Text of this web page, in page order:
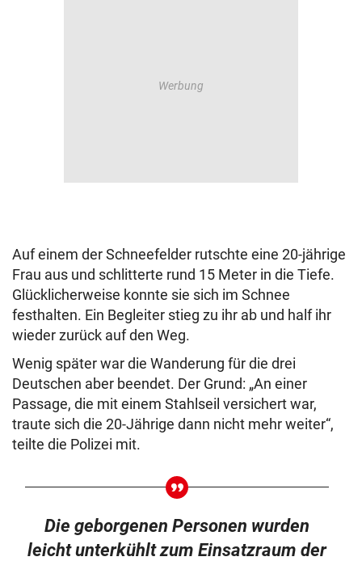
Auf einem der Schneefelder rutschte eine 20-jährige
Frau aus und schlitterte rund 15 Meter in die Tiefe.
Glücklicherweise konnte sie sich im Schnee
festhalten. Ein Begleiter stieg zu ihr ab und half ihr
wieder zurück auf den Weg.
Wenig später war die Wanderung für die drei
Deutschen aber beendet. Der Grund: „An einer
Passage, die mit einem Stahlseil versichert war,
traute sich die 20-Jährige dann nicht mehr weiter“,
teilte die Polizei mit.
Die geborgenen Personen wurden
leicht unterkühlt zum Einsatzraum der